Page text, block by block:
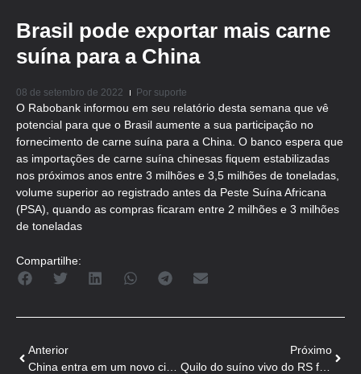
Brasil pode exportar mais carne
suína para a China
08 de setembro de 2022 Por suporte
O Rabobank informou em seu relatório desta semana que vê
potencial para que o Brasil aumente a sua participação no
fornecimento de carne suína para a China. O banco espera que
as importações de carne suína chinesas fiquem estabilizadas
nos próximos anos entre 3 milhões e 3,5 milhões de toneladas,
volume superior ao registrado antes da Peste Suína Africana
(PSA), quando as compras ficaram entre 2 milhões e 3 milhões
de toneladas
Compartilhe:
Anterior
Próximo
Quilo do suíno vivo do RS fica estável em R$6,70